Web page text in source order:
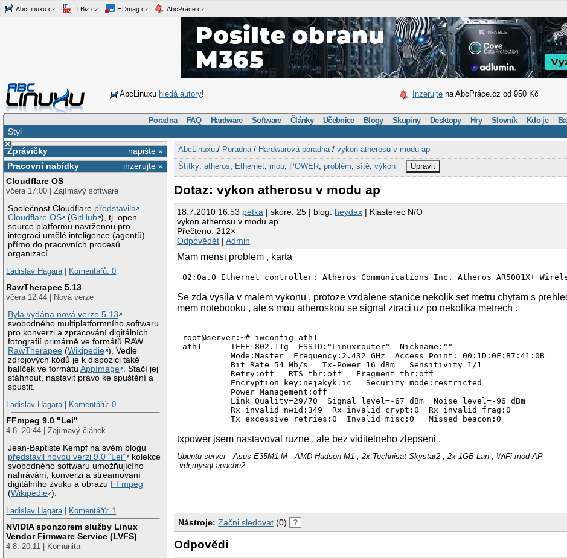
AbcLinuxu.cz ITBiz.cz HDmag.cz AbcPráce.cz
AbcLinuxu hledá autory! Inzerujte na AbcPráce.cz od 950 Kč
Poradna FAQ Hardware Software Články Učebnice Blogy Skupiny Desktopy Hry Slovník Kdo je
Styl
×
napište »
Zprávičky
inzerujte »
Pracovní nabídky
Cloudflare OS
včera 17:00 | Zajímavý software
Společnost Cloudflare představila
Cloudflare OS
(GitHub ), tj. open
source platformu navrženou pro
integraci umělé inteligence (agentů)
přímo do pracovních procesů
organizací.
Ladislav Hagara| Komentářů: 0
RawTherapee 5.13
včera 12:44 | Nová verze
Byla vydána nová verze 5.13
svobodného multiplatformního softwaru
pro konverzi a zpracování digitálních
fotografií primárně ve formátů RAW
RawTherapee (Wikipedie ). Vedle
zdrojových kódů je k dispozici také
balíček ve formátuAppImage
. Stačí jej
stáhnout, nastavit právo ke spuštění a
spustit.
Ladislav Hagara| Komentářů: 0
FFmpeg 9.0 "Lei"
4.8. 20:44 | Zajímavý článek
Jean-Baptiste Kempf na svém blogu
představil novou verzi 9.0 "Lei"
kolekce
svobodného softwaru umožňujícího
nahrávání, konverzi a streamovaní
digitálního zvuku a obrazu FFmpeg
(Wikipedie ).
Ladislav Hagara| Komentářů: 1
NVIDIA sponzorem služby Linux
Vendor Firmware Service (LVFS)
4.8. 20:11 | Komunita
AbcLinuxu:/ Poradna/ Hardwarová poradna/ vykon atherosu v modu ap
Štítky: atheros Ethernet, mou, POWER, problém sítě, výkon Upravit
Dotaz: vykon atherosu v modu ap
18.7.2010 16:53 petka | skóre: 25 | blog: heydax | Klasterec N/O
vykon atherosu v modu ap
Přečteno: 212×
Odpovědět |Admin
Mam mensi problem , karta
Se zda vysila v malem vykonu , protoze vzdalene stanice nekolik set metru chytam s
mem notebooku , ale s mou atheroskou se signal ztraci uz po nekolika metrech .
root@server:~# iwconfig ath1
ath1      IEEE 802.11g  ESSID:"Linuxrouter"  Nickname:""
          Mode:Master  Frequency:2.432 GHz  Access Point: 00:1D:0F:B7:41:0B
          Bit Rate=54 Mb/s   Tx-Power=16 dBm   Sensitivity=1/1
          Retry:off   RTS thr:off   Fragment thr:off
          Encryption key:nejakyklic   Security mode:restricted
          Power Management:off
          Link Quality=29/70  Signal level=-67 dBm  Noise level=-96 dBm
          Rx invalid nwid:349  Rx invalid crypt:0  Rx invalid frag:0
txpower jsem nastavoval ruzne , ale bez viditelneho zlepseni .
Ubuntu server - Asus E35M1​-M ​- AMD Hudson M1 , 2x Technisat Skystar2 , 2x 1GB Lan , WiFi mod AP
,vdr,mysql,apache2...
Nástroje: Začni sledovat (0) ?
Odpovědi